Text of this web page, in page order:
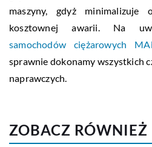
maszyny, gdyż minimalizuje
kosztownej awarii. Na
samochodów ciężarowych
sprawnie dokonamy wszystkich
naprawczych.
ZOBACZ RÓWNIEŻ